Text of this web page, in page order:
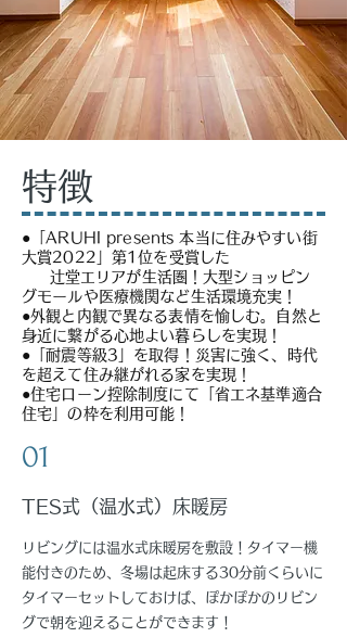
特徴
●「ARUHI presents 本当に住みやすい街
大賞2022」第1位を受賞した
辻堂エリアが生活圏！大型ショッピン
グモールや医療機関など生活環境充実！
●外観と内観で異なる表情を愉しむ。自然と
身近に繋がる心地よい暮らしを実現！
●「耐震等級3」を取得！災害に強く、時代
を超えて住み継がれる家を実現！
●住宅ローン控除制度にて「省エネ基準適合
住宅」の枠を利用可能！
01
TES式（温水式）床暖房
リビングには温水式床暖房を敷設！タイマー機
能付きのため、冬場は起床する30分前くらいに
タイマーセットしておけば、ぽかぽかのリビン
グで朝を迎えることができます！